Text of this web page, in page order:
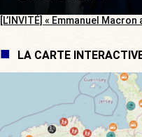
[L’INVITÉ] « Emmanuel
LA CARTE